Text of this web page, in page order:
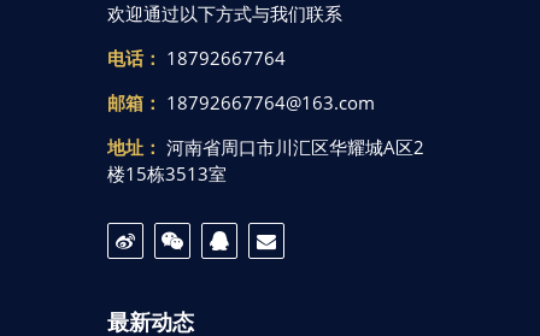
欢迎通过以下方式与我们联系
电话： 18792667764
邮箱： 18792667764@163.com
地址： 河南省周口市川汇区华耀城A区2
楼15栋3513室
最新动态